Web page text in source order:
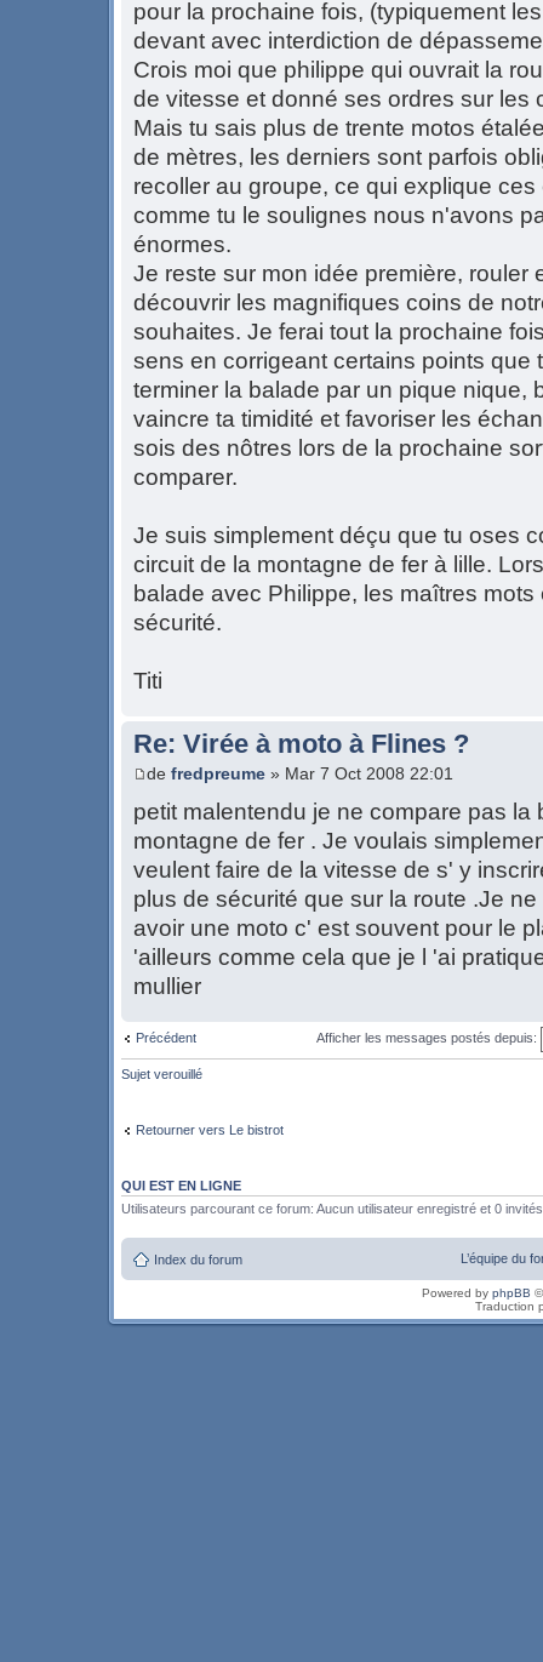
pour la prochaine fois, (typiquement
devant avec interdiction de
Crois moi que philippe qui ouvrait la
de vitesse et donné ses ordres sur les
Mais tu sais plus de trente motos
de mètres, les derniers sont parfois
recoller au groupe, ce qui explique
comme tu le soulignes nous n'avons
énormes.
Je reste sur mon idée première, rouler
découvrir les magnifiques coins de
souhaites. Je ferai tout la prochaine
sens en corrigeant certains points que
terminer la balade par un pique
vaincre ta timidité et favoriser les
sois des nôtres lors de la prochaine
comparer.
Je suis simplement déçu que tu oses
circuit de la montagne de fer à lille.
balade avec Philippe, les maîtres
sécurité.
Titi
Re: Virée à moto à Flines ?
de fredpreume » Mar 7 Oct 2008 22:01
petit malentendu je ne compare pas la
montagne de fer . Je voulais
veulent faire de la vitesse de s' y
plus de sécurité que sur la route .Je
avoir une moto c' est souvent pour le
'ailleurs comme cela que je l 'ai
mullier
Précédent Afficher les messages postés depuis:
Sujet verouillé
Retourner vers Le bistrot
QUI EST EN LIGNE
Utilisateurs parcourant ce forum: Aucun utilisateur enregistré et 0 invités
Index du forum L’équipe du
Powered by phpBB
Traduction